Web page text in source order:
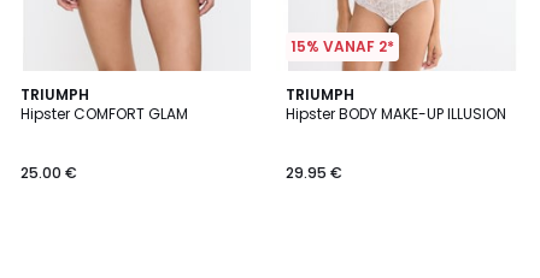
TRIUMPH
Hipster COMFORT GLAM
25.00 €
15% VANAF 2*
TRIUMPH
Hipster BODY MAKE-UP ILLUSION
29.95 €